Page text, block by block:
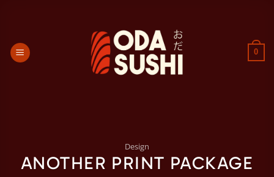
0
Design
ANOTHER PRINT PACKAGE